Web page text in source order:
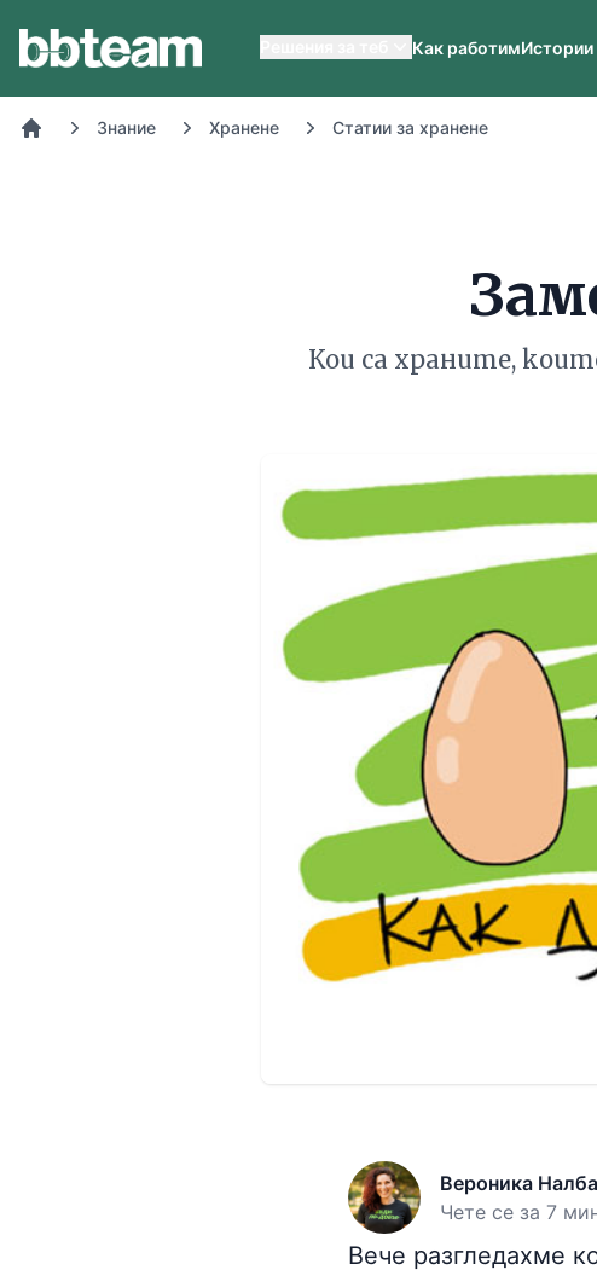
Как работимИстории
Знание Хранене Статии за хранене
Кои са храните,
Вероника
Чете се за 7
Вече разгледахме